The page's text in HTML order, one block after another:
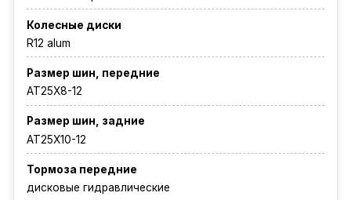
Колесные диски
R12 alum
Размер шин, передние
AT25X8-12
Размер шин, задние
AT25X10-12
Тормоза передние
дисковые гидравлические